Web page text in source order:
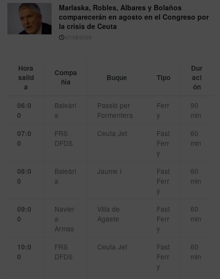
Marlaska, Robles, Albares y Bolaños
comparecerán en agosto en el Congreso por
la crisis de Ceuta
07/08/2026
Hora
salid
a
Compa
ñía
Buque Tipo
Dur
aci
ón
06:0
0
Baleàri
a
Passió per
Formentera
Ferr
y
90
min
07:0
0
FRS
DFDS
Ceuta Jet
Fast
Ferr
y
60
min
08:0
0
Baleàri
a
Jaume I
Fast
Ferr
y
60
min
09:0
0
Navier
a
Armas
Villa de
Agaete
Fast
Ferr
y
60
min
10:0
0
FRS
DFDS
Ceuta Jet
Fast
Ferr
y
60
min